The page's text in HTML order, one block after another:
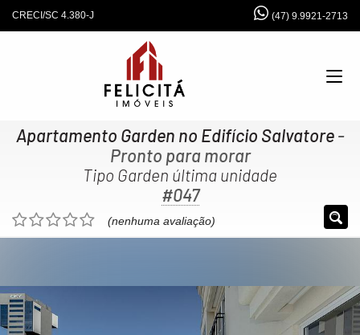
CRECI/SC 4.380-J (47) 9.9921-2713
Apartamento Garden no Edifício Salvatore-
Pronto para morar
Tipo Garden última unidade
#047
(nenhuma avaliação)